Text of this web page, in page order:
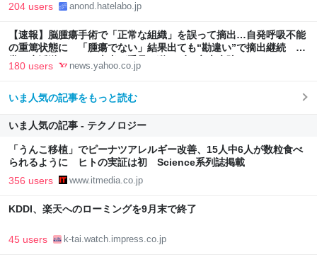
204 users anond.hatelabo.jp
【速報】脳腫瘍手術で「正常な組織」を誤って摘出…自発呼吸不能
の重篤状態に 「腫瘍でない」結果出ても“勘違い”で摘出継続 通
常の生活送っていた患者が手足も動かず 京大病院（MBSニュー
ス） - Yahoo!ニュース
180 users news.yahoo.co.jp
いま人気の記事をもっと読む
いま人気の記事 - テクノロジー
「うんこ移植」でピーナツアレルギー改善、15人中6人が数粒食べ
られるように ヒトの実証は初 Science系列誌掲載
356 users www.itmedia.co.jp
KDDI、楽天へのローミングを9月末で終了
45 users k-tai.watch.impress.co.jp